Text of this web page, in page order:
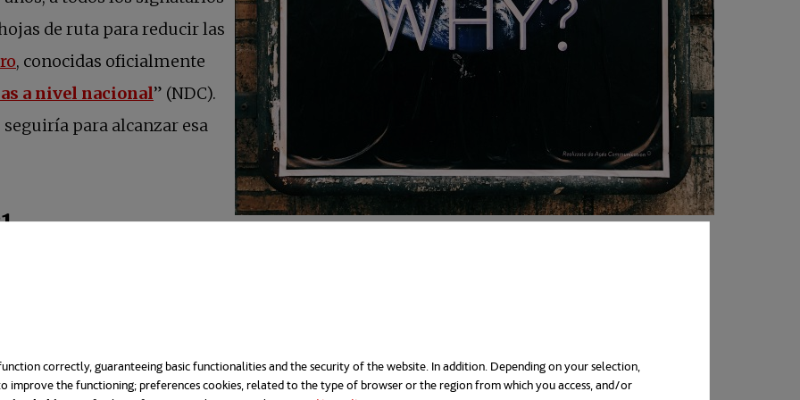
correctly, guaranteeing basic functionalities and the security of the website. In addition. Depending on your selection,
improve the functioning; preferences cookies, related to the type of browser or the region from which you access, and/or
de ruta para reducir las
, conocidas oficialmente
a nivel nacional” (NDC).
para alcanzar esa
atentos a lo que sucedía en la
y muy esperanzadores, pero con la amenaza de que la velocidad a la que se emprenden
un mecanismo de seguimiento, por así decirlo, del progreso de cada país. Y
presentar unos objetivos climáticos nacionales más ambiciosos. Como consecuencia,